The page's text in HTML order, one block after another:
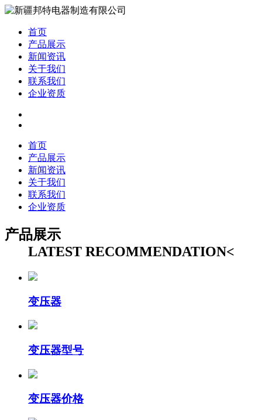
首页
产品展示
新闻资讯
关于我们
联系我们
企业资质
首页
产品展示
新闻资讯
关于我们
联系我们
企业资质
产品展示
LATEST RECOMMENDATION<
变压器
变压器型号
变压器价格